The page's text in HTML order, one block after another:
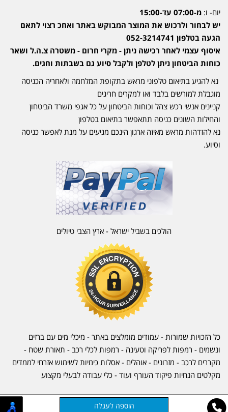
יום- ו: מ-07:00 עד-15:00
יש לבחור ולרכוש את המוצר המבוקש באתר ואחכ רצוי לתאם
הגעה בטלפון 052-3214741
איסוף עצמי לאחר רכישה ניתן - מקרי חרום - משטרה צ.ה.ל ושאר
כוחות הביטחון ניתן לטלפן ולקבל סיוע גם בשבתות וחגים.
נא להגיע בתיאום טלפוני מראש בתקופת המלחמה ולאחריה הכניסה
מוגבלת למורשים בלבד ואו למקרים חריגים
קניינים אנשי רכש צהל וכוחות הביטחון על כל אגפי משרד הביטחון
והחילות השונים כניסה תתאפשר בתיאום בטלפון
נא להזדהות מראש מאיזה ארגון הינכם מגיעים על מנת לאפשר כניסה
וסיוע.
הולכים בשביל ישראל - ארץ הצבי טיולים
כל הזכויות שמורות - עמודים מומלצים באתר - מיכלי מים עם ברזים
ונשמים - רמפות לפריקה וטעינה - רמפות לכלי רכב - תאורת שטח -
מקררים לרכב - מזרונים - אוהלים - אסלות כימיות לשימוש אזרחי לממדים
מקלטים הנחיות פיקוד העורף ועוד - כלי עבודה לבעלי מקצוע